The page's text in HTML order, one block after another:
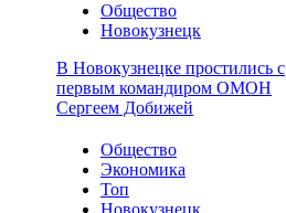
Общество
Новокузнецк
В Новокузнецке простились с
первым командиром ОМОН
Сергеем Добижей
Общество
Экономика
Топ